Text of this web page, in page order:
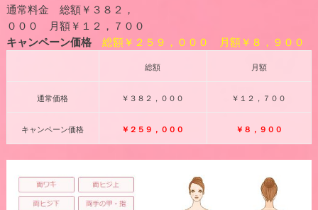
通常料金 総額￥３８２，
０００ 月額￥１２，７００
キャンペーン価格
総額￥２５９，０００ 月額￥８，９００
総額 月額
通常価格 ￥３８２，０００ ￥１２，７００
キャンペーン価格 ￥２５９，０００ ￥８，９００